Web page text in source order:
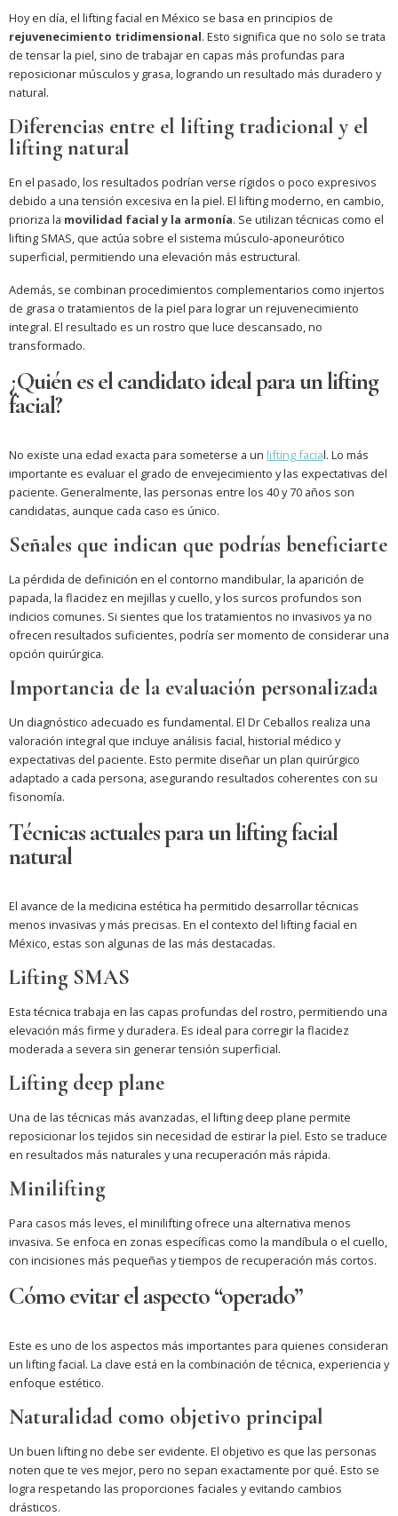
Hoy en día, el lifting facial en México se basa en principios de
rejuvenecimiento tridimensional. Esto significa que no solo se trata
de tensar la piel, sino de trabajar en capas más profundas para
reposicionar músculos y grasa, logrando un resultado más duradero y
natural.
Diferencias entre el lifting tradicional y el
lifting natural
En el pasado, los resultados podrían verse rígidos o poco expresivos
debido a una tensión excesiva en la piel. El lifting moderno, en cambio,
prioriza la movilidad facial y la armonía. Se utilizan técnicas como el
lifting SMAS, que actúa sobre el sistema músculo-aponeurótico
superficial, permitiendo una elevación más estructural.
Además, se combinan procedimientos complementarios como injertos
de grasa o tratamientos de la piel para lograr un rejuvenecimiento
integral. El resultado es un rostro que luce descansado, no
transformado.
¿Quién es el candidato ideal para un lifting
facial?
No existe una edad exacta para someterse a un lifting facial. Lo más
importante es evaluar el grado de envejecimiento y las expectativas del
paciente. Generalmente, las personas entre los 40 y 70 años son
candidatas, aunque cada caso es único.
Señales que indican que podrías beneficiarte
La pérdida de definición en el contorno mandibular, la aparición de
papada, la flacidez en mejillas y cuello, y los surcos profundos son
indicios comunes. Si sientes que los tratamientos no invasivos ya no
ofrecen resultados suficientes, podría ser momento de considerar una
opción quirúrgica.
Importancia de la evaluación personalizada
Un diagnóstico adecuado es fundamental. El Dr Ceballos realiza una
valoración integral que incluye análisis facial, historial médico y
expectativas del paciente. Esto permite diseñar un plan quirúrgico
adaptado a cada persona, asegurando resultados coherentes con su
fisonomía.
Técnicas actuales para un lifting facial
natural
El avance de la medicina estética ha permitido desarrollar técnicas
menos invasivas y más precisas. En el contexto del lifting facial en
México, estas son algunas de las más destacadas.
Lifting SMAS
Esta técnica trabaja en las capas profundas del rostro, permitiendo una
elevación más firme y duradera. Es ideal para corregir la flacidez
moderada a severa sin generar tensión superficial.
Lifting deep plane
Una de las técnicas más avanzadas, el lifting deep plane permite
reposicionar los tejidos sin necesidad de estirar la piel. Esto se traduce
en resultados más naturales y una recuperación más rápida.
Minilifting
Para casos más leves, el minilifting ofrece una alternativa menos
invasiva. Se enfoca en zonas específicas como la mandíbula o el cuello,
con incisiones más pequeñas y tiempos de recuperación más cortos.
Cómo evitar el aspecto “operado”
Este es uno de los aspectos más importantes para quienes consideran
un lifting facial. La clave está en la combinación de técnica, experiencia y
enfoque estético.
Naturalidad como objetivo principal
Un buen lifting no debe ser evidente. El objetivo es que las personas
noten que te ves mejor, pero no sepan exactamente por qué. Esto se
logra respetando las proporciones faciales y evitando cambios
drásticos.